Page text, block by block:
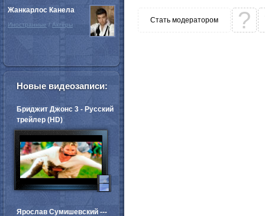
Стать модератором ?
Жанкарлос Канела
Иностранные / Актёры
Новые видеозаписи:
Бриджит Джонс 3 - Русский
трейлер (HD)
Ярослав Сумишевский ---